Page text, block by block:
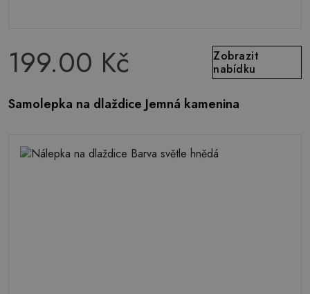
199.00 Kč
Zobrazit
nabídku
Samolepka na dlaždice Jemná kamenina